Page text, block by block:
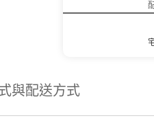
與配送方式